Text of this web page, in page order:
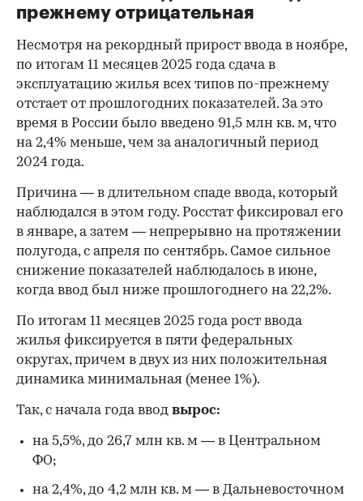
прежнему отрицательная
Несмотря на рекордный прирост ввода в ноябре,
по итогам 11 месяцев 2025 года сдача в
эксплуатацию жилья всех типов по-прежнему
отстает от прошлогодних показателей. За это
время в России было введено 91,5 млн кв. м, что
на 2,4% меньше, чем за аналогичный период
2024 года.
Причина — в длительном спаде ввода, который
наблюдался в этом году. Росстат фиксировал его
в январе, а затем — непрерывно на протяжении
полугода, с апреля по сентябрь. Самое сильное
снижение показателей наблюдалось в июне,
когда ввод был ниже прошлогоднего на 22,2%.
По итогам 11 месяцев 2025 года рост ввода
жилья фиксируется в пяти федеральных
округах, причем в двух из них положительная
динамика минимальная (менее 1%).
Так, с начала года ввод вырос:
на 5,5%, до 26,7 млн кв. м — в Центральном
ФО;
на 2,4%, до 4,2 млн кв. м — в Дальневосточном